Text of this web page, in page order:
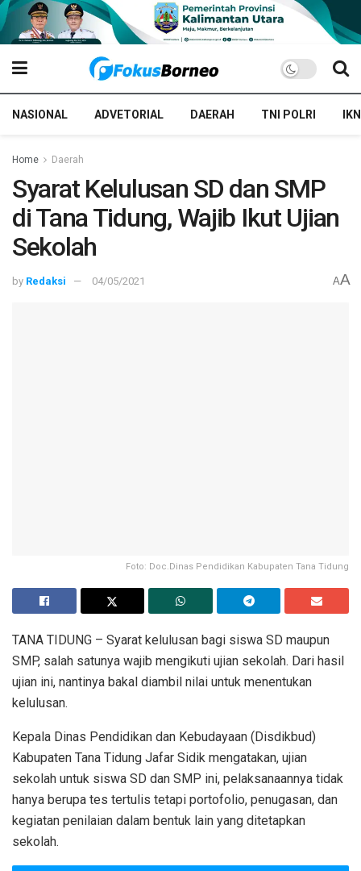
NASIONAL ADVETORIAL DAERAH TNI POLRI IKN
Home Daerah
Syarat Kelulusan SD dan SMP
di Tana Tidung, Wajib Ikut Ujian
Sekolah
by Redaksi 04/05/2021 AA
Foto: Doc.Dinas Pendidikan Kabupaten Tana Tidung
TANA TIDUNG – Syarat kelulusan bagi siswa SD maupun
SMP, salah satunya wajib mengikuti ujian sekolah. Dari hasil
ujian ini, nantinya bakal diambil nilai untuk menentukan
kelulusan.
Kepala Dinas Pendidikan dan Kebudayaan (Disdikbud)
Kabupaten Tana Tidung Jafar Sidik mengatakan, ujian
sekolah untuk siswa SD dan SMP ini, pelaksanaannya tidak
hanya berupa tes tertulis tetapi portofolio, penugasan, dan
kegiatan penilaian dalam bentuk lain yang ditetapkan
sekolah.